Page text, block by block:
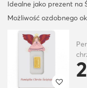
Idealne jako prezent na
Możliwość ozdobnego